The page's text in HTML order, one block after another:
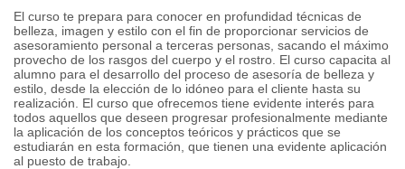
El curso te prepara para conocer en profundidad técnicas de
belleza, imagen y estilo con el fin de proporcionar servicios de
asesoramiento personal a terceras personas, sacando el máximo
provecho de los rasgos del cuerpo y el rostro. El curso capacita al
alumno para el desarrollo del proceso de asesoría de belleza y
estilo, desde la elección de lo idóneo para el cliente hasta su
realización. El curso que ofrecemos tiene evidente interés para
todos aquellos que deseen progresar profesionalmente mediante
la aplicación de los conceptos teóricos y prácticos que se
estudiarán en esta formación, que tienen una evidente aplicación
al puesto de trabajo.